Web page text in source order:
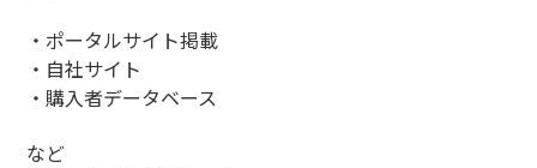
・ポータルサイト掲載
・自社サイト
・購入者データベース
など